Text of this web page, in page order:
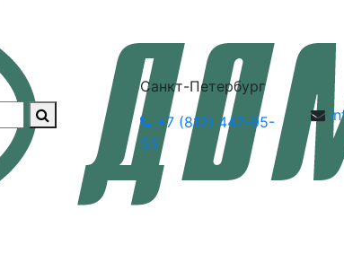
Санкт-Петербург
+7 (812) 447-95-
55